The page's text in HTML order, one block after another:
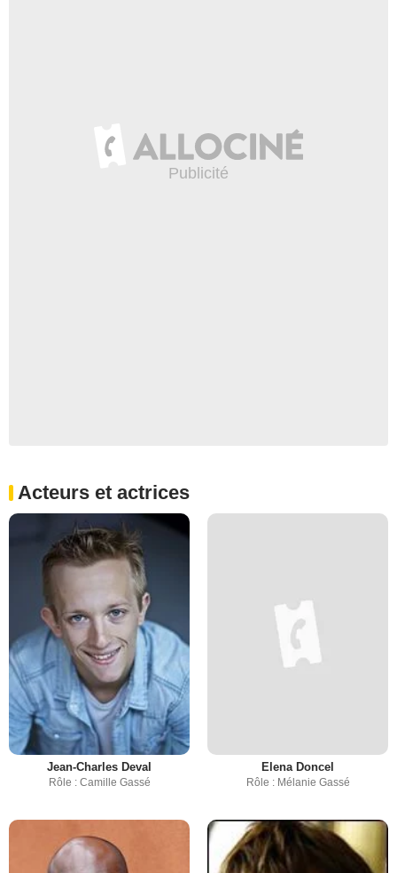
Acteurs et actrices
Jean-Charles Deval
Rôle : Camille Gassé
Elena Doncel
Rôle : Mélanie Gassé